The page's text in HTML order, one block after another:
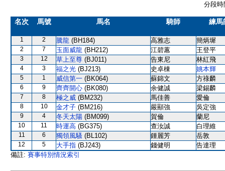
分段
名次 馬號 馬名 騎師 練馬
1 2 騰龍 (BH184) 高雅志 簡炳墀
2 7 玉面威龍 (BH212) 江碧蕙 王登平
3 12 草上至尊 (BJ011) 告東尼 林紅飛
4 3 福之光 (BJ213) 史卓棟 姚本輝
5 1 威信第一 (BK064) 蘇錦文 方祿麟
6 9 齊齊開心 (BK080) 余健誠 梁錫麟
7 8 極之威 (BM232) 馬佳善 愛倫
8 10 金才子 (BM216) 嚴顯強 吳定強
9 4 冬天太陽 (BM099) 賀倫 蘭尼
10 11 時運高 (BG375) 查汝誠 白理維
11 6 獨領風騷 (BL102) 鍾麗芳 岳敦
12 5 大手指 (BJ243) 錢健明
告達理
備註: 賽事特別情況索引